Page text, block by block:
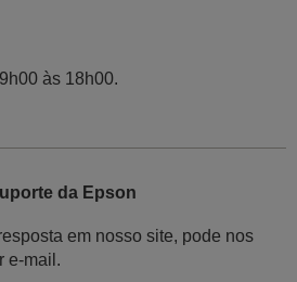
às 18h00.
da Epson
em nosso site, pode nos
e-mail.